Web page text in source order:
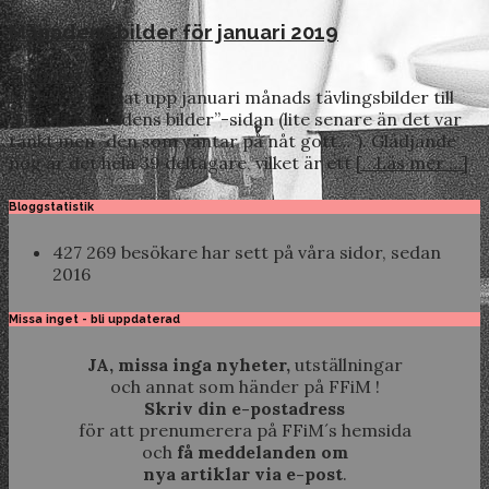
Månadens bilder för januari 2019
7 januari 2019
Nu har vi laddat upp januari månads tävlingsbilder till
”Denna månadens bilder”-sidan (lite senare än det var
tänkt men ”den som väntar på nåt gott…”). Glädjande
nog är det hela 39 deltagare, vilket är ett[…Läs mer …]
Bloggstatistik
427 269 besökare har sett på våra sidor, sedan
2016
Missa inget - bli uppdaterad
JA, missa inga nyheter,utställningar
och annat som händer på FFiM !
Skriv din e-postadress
för att prenumerera på FFiM´s hemsida
och få meddelanden om
nya artiklar via e-post.